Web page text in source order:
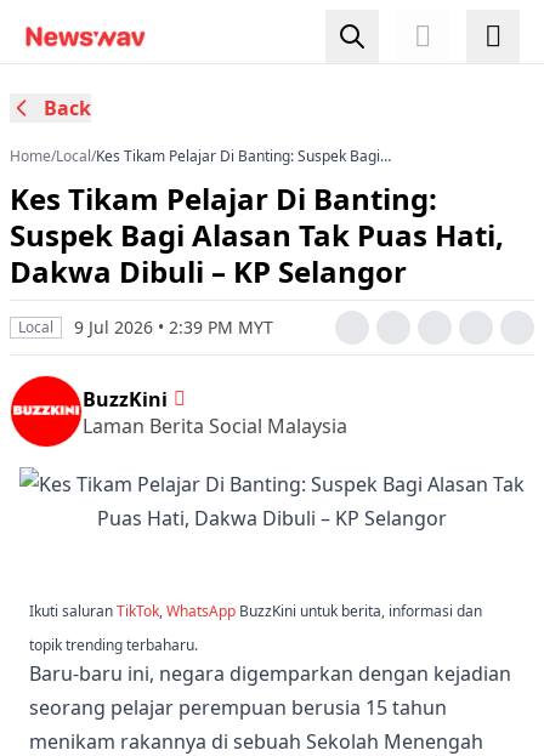
Back
Home/Local/Kes Tikam Pelajar Di Banting: Suspek Bagi
Selangor
Kes Tikam Pelajar Di Banting:
Suspek Bagi Alasan Tak Puas Hati,
Dakwa Dibuli – KP Selangor
Local 9 Jul 2026 • 2:39 PM MYT
BuzzKini
Laman Berita Social Malaysia
Ikuti saluranTikTok,WhatsApp BuzzKini untuk berita, informasi dan
topik trending terbaharu.
Baru-baru ini, negara digemparkan dengan kejadian
seorang pelajar perempuan berusia 15 tahun
menikam rakannya di sebuah Sekolah Menengah